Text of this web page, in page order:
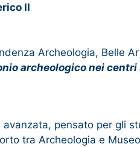
II
Archeologia, Belle
archeologico nei
pensato per gli
tra Archeologia e